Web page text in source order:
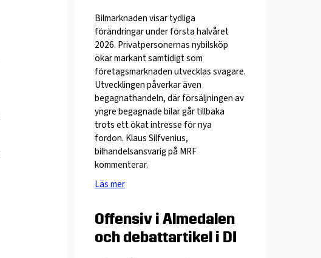
Bilmarknaden visar tydliga
förändringar under första halvåret
2026. Privatpersonernas nybilsköp
ökar markant samtidigt som
företagsmarknaden utvecklas svagare.
Utvecklingen påverkar även
begagnathandeln, där försäljningen av
yngre begagnade bilar går tillbaka
trots ett ökat intresse för nya
fordon. Klaus Silfvenius,
bilhandelsansvarig på MRF
kommenterar.
Läs mer
Offensiv i Almedalen
och debattartikel i DI